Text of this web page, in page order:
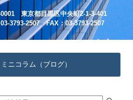
東京都目黒区中央町2-1-3-401
3793-2507 FAX：03-3793-2507
ミニコラム（ブログ）